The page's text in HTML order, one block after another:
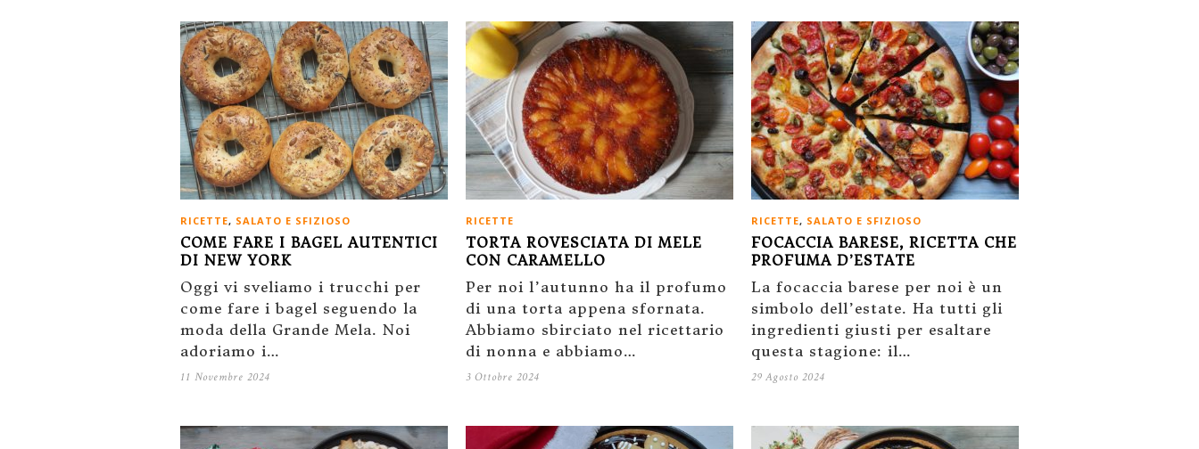
RICETTE, SALATO E SFIZIOSO
COME FARE I BAGEL AUTENTICI
DI NEW YORK
Oggi vi sveliamo i trucchi per
come fare i bagel seguendo la
moda della Grande Mela. Noi
adoriamo i…
11 Novembre 2024
RICETTE
TORTA ROVESCIATA DI MELE
CON CARAMELLO
Per noi l’autunno ha il profumo
di una torta appena sfornata.
Abbiamo sbirciato nel ricettario
di nonna e abbiamo…
3 Ottobre 2024
RICETTE, SALATO E SFIZIOSO
FOCACCIA BARESE, RICETTA CHE
PROFUMA D’ESTATE
La focaccia barese per noi è un
simbolo dell’estate. Ha tutti gli
ingredienti giusti per esaltare
questa stagione: il…
29 Agosto 2024